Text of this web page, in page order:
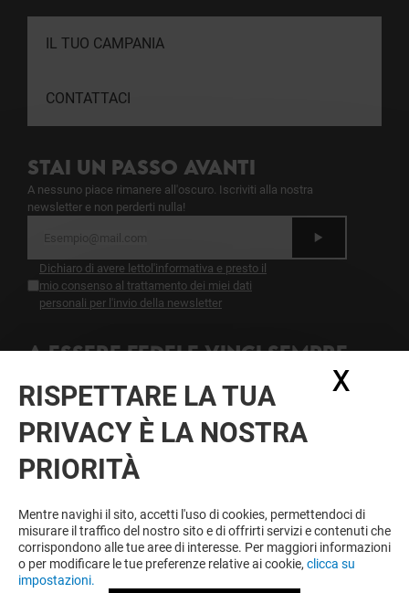
IL TUO CAMPANIA
CONTATTACI
STAI UN PASSO AVANTI
A nessuno piace rimanere all'oscuro. Iscriviti alla nostra
newsletter e non perderti nulla!
Dichiaro di avere letto l'informativa e presto il
mio consenso al trattamento dei miei dati
personali per l'invio della newsletter
A ESSERE FEDELE VINCI SEMPRE
tutto l'anno di vantaggi, offerte e servizi esclusivi a
Campania e presso i nostri partner.
Informativa sulla privacy
Informativa Sulla Newsletter
Informativa contatti e affitto spazi
Informativa questionario di gradimento
Informativa sui cookies
RISPETTARE LA TUA
PRIVACY È LA NOSTRA
PRIORITÀ
Mentre navighi il sito, accetti l'uso di cookies, permettendoci di
misurare il traffico del nostro sito e di offrirti servizi e contenuti che
corrispondono alle tue aree di interesse. Per maggiori informazioni
o per modificare le tue preferenze relative ai cookie, clicca su
impostazioni.
X